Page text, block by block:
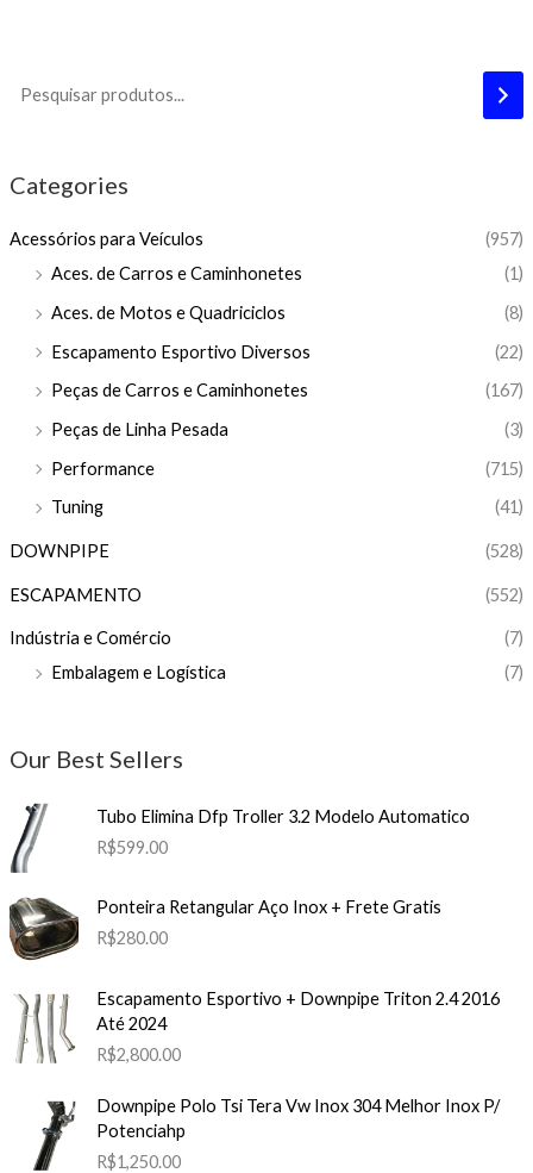
Categories
Acessórios para Veículos
(957)
Aces. de Carros e Caminhonetes
(1)
Aces. de Motos e Quadriciclos
(8)
Escapamento Esportivo Diversos
(22)
Peças de Carros e Caminhonetes
(167)
Peças de Linha Pesada
(3)
Performance
(715)
Tuning
(41)
DOWNPIPE (528)
ESCAPAMENTO (552)
Indústria e Comércio
(7)
Embalagem e Logística
(7)
Our Best Sellers
Tubo Elimina Dfp Troller 3.2 Modelo Automatico
R$599.00
Ponteira Retangular Aço Inox + Frete Gratis
R$280.00
Escapamento Esportivo + Downpipe Triton 2.4 2016
Até 2024
R$2,800.00
Downpipe Polo Tsi Tera Vw Inox 304 Melhor Inox P/
Potenciahp
R$1,250.00